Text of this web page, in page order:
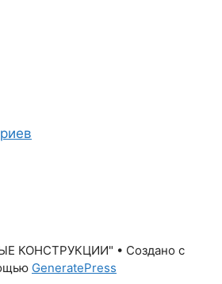
КОНСТРУКЦИИ" • Создано с
GeneratePress